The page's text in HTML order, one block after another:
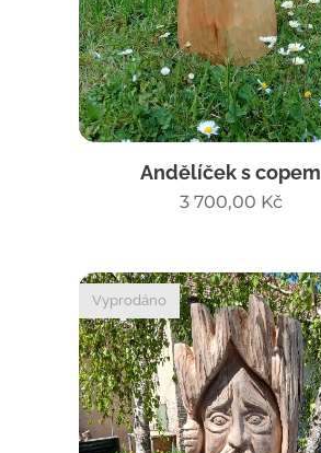
Andělíček s copem
3 700,00 Kč
Vyprodáno